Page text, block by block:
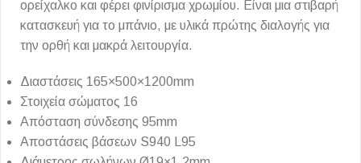
ορείχαλκο και φέρει φινίρισμα χρωμίου. Είναι μια στιβαρή
κατασκευή για το μπάνιο, με υλικά πρώτης διαλογής για
την ορθή και μακρά λειτουργία.
Διαστάσεις 165×500×1200mm
Στοιχεία σώματος 16
Απόσταση σύνδεσης 95mm
Αποστάσεις βάσεων S940 L95